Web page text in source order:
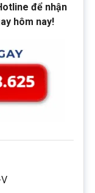
để nhận
hôm nay!